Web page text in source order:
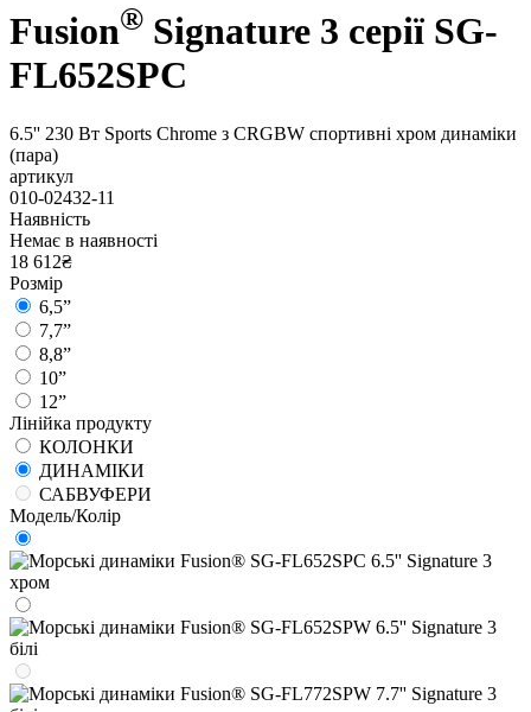
Fusion® Signature 3 серії SG-
FL652SPC
6.5'' 230 Вт Sports Chrome з CRGBW спортивні хром динаміки
(пара)
артикул
010-02432-11
Наявність
Немає в наявності
18 612₴
Розмір
6,5”
7,7”
8,8”
10”
12”
Лінійка продукту
КОЛОНКИ
ДИНАМІКИ
САБВУФЕРИ
Модель/Колір